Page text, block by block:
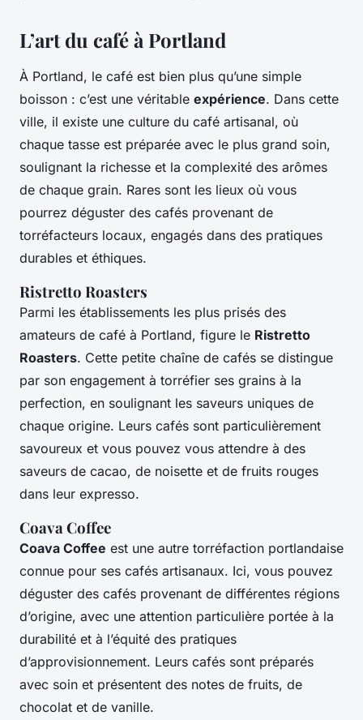
L’art du café à Portland
À Portland, le café est bien plus qu’une simple
boisson : c’est une véritable expérience. Dans cette
ville, il existe une culture du café artisanal, où
chaque tasse est préparée avec le plus grand soin,
soulignant la richesse et la complexité des arômes
de chaque grain. Rares sont les lieux où vous
pourrez déguster des cafés provenant de
torréfacteurs locaux, engagés dans des pratiques
durables et éthiques.
Ristretto Roasters
Parmi les établissements les plus prisés des
amateurs de café à Portland, figure le Ristretto
Roasters. Cette petite chaîne de cafés se distingue
par son engagement à torréfier ses grains à la
perfection, en soulignant les saveurs uniques de
chaque origine. Leurs cafés sont particulièrement
savoureux et vous pouvez vous attendre à des
saveurs de cacao, de noisette et de fruits rouges
dans leur expresso.
Coava Coffee
Coava Coffee est une autre torréfaction portlandaise
connue pour ses cafés artisanaux. Ici, vous pouvez
déguster des cafés provenant de différentes régions
d’origine, avec une attention particulière portée à la
durabilité et à l’équité des pratiques
d’approvisionnement. Leurs cafés sont préparés
avec soin et présentent des notes de fruits, de
chocolat et de vanille.